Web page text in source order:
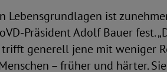
Lebensgrundlagen ist
Präsident Adolf Bauer fest.
generell jene mit weniger
– früher und härter.